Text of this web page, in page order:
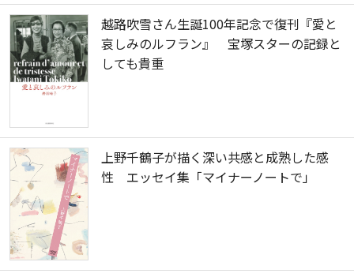
越路吹雪さん生誕100年記念で復刊『愛と
哀しみのルフラン』 宝塚スターの記録と
しても貴重
上野千鶴子が描く深い共感と成熟した感
性 エッセイ集「マイナーノートで」